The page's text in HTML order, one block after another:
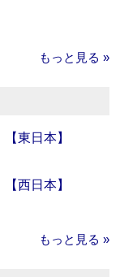
もっと見る »
東日本】
西日本】
もっと見る »